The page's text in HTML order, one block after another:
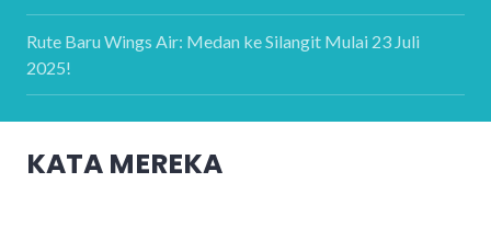
Rute Baru Wings Air: Medan ke Silangit Mulai 23 Juli
2025!
KATA MEREKA